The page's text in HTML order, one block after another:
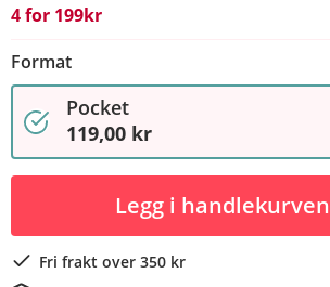
4 for 199kr
Format
Pocket
119,00 kr
Legg i handlekurven
Fri frakt over 350 kr